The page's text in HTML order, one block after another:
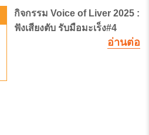
กิจกรรม Voice of Liver 2025 :
ฟังเสียงตับ รับมือมะเร็ง#4
อ่านต่อ